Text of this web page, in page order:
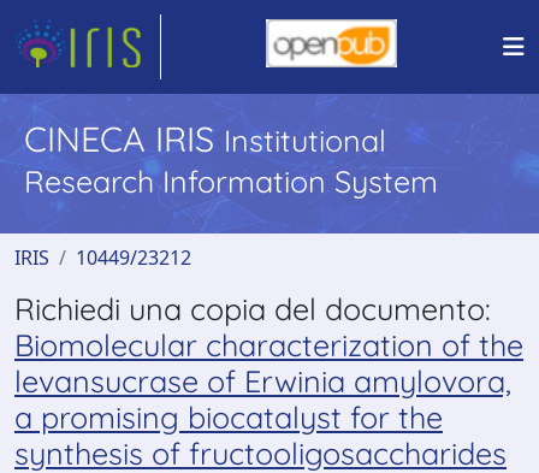
CINECA IRIS Institutional
Research Information System
IRIS 10449/23212
Richiedi una copia del documento:
Biomolecular characterization of the
levansucrase of Erwinia amylovora,
a promising biocatalyst for the
synthesis of fructooligosaccharides